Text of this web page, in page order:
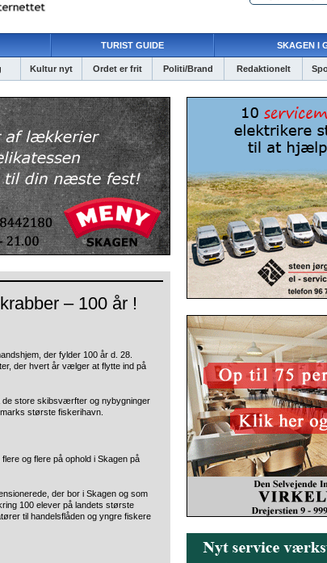
TURIST GUIDE SKAGEN I
Kultur nyt Ordet er frit Politi/Brand Redaktionelt
– 100 år !
der fylder 100 år d. 28.
der hvert år vælger at flytte ind på
de store skibsværfter og nybygninger
største fiskerihavn.
og flere på ophold i Skagen på
der bor i Skagen og som
100 elever på landets største
til handelsflåden og yngre fiskere